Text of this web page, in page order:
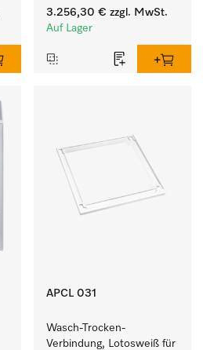
geringem
Energieverbrauch und
Füllgewicht 8 kg.
3.256,30 € zzgl. MwSt.
Auf Lager
APCL 031
Wasch-Trocken-
Verbindung, Lotosweiß für